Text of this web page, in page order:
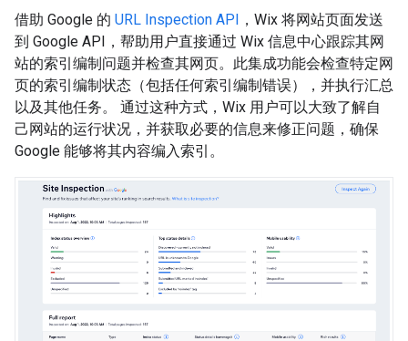
借助 Google 的 URL Inspection API ，Wix 将网站页面发送
到 Google API，帮助用户直接通过 Wix 信息中心跟踪其网
站的索引编制问题并检查其网页。此集成功能会检查特定网
页的索引编制状态（包括任何索引编制错误），并执行汇总
以及其他任务。 通过这种方式，Wix 用户可以大致了解自
己网站的运行状况，并获取必要的信息来修正问题，确保
Google 能够将其内容编入索引。